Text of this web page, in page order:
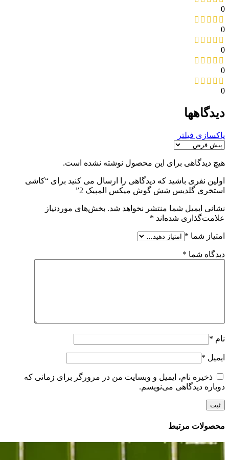
0
0
0
0
0
دیدگاهها
پاکسازی فیلتر
هیچ دیدگاهی برای این محصول نوشته نشده است.
اولین نفری باشید که دیدگاهی را ارسال می کنید برای “کاشی
استخری گلدیس شش گوش میکس المپیک 2”
نشانی ایمیل شما منتشر نخواهد شد. بخش‌های موردنیاز
علامت‌گذاری شده‌اند *
امتیاز شما *
دیدگاه شما *
نام *
ایمیل *
ذخیره نام، ایمیل و وبسایت من در مرورگر برای زمانی که
دوباره دیدگاهی می‌نویسم.
محصولات مرتبط